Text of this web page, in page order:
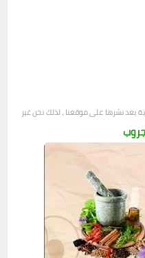
بعد نشرها على موقعنا ، لذلك نحن غير
.